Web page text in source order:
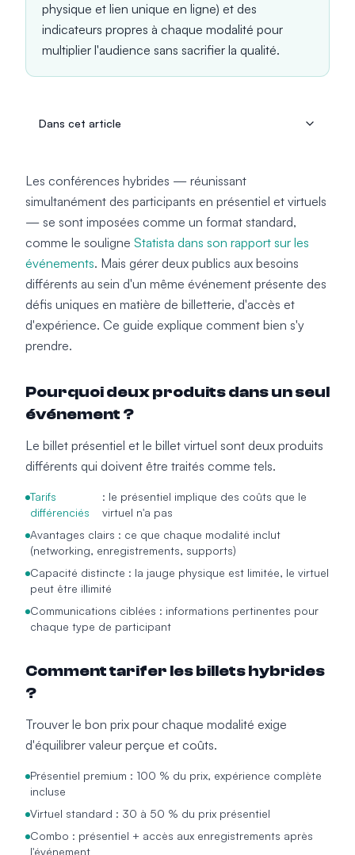
physique et lien unique en ligne) et des
indicateurs propres à chaque modalité pour
multiplier l'audience sans sacrifier la qualité.
Dans cet article
Les conférences hybrides — réunissant
simultanément des participants en présentiel et virtuels
— se sont imposées comme un format standard,
comme le souligne Statista dans son rapport sur les
événements. Mais gérer deux publics aux besoins
différents au sein d'un même événement présente des
défis uniques en matière de billetterie, d'accès et
d'expérience. Ce guide explique comment bien s'y
prendre.
Pourquoi deux produits dans un seul
événement ?
Le billet présentiel et le billet virtuel sont deux produits
différents qui doivent être traités comme tels.
Tarifs
différenciés
: le présentiel implique des coûts que le
virtuel n'a pas
Avantages clairs : ce que chaque modalité inclut
(networking, enregistrements, supports)
Capacité distincte : la jauge physique est limitée, le virtuel
peut être illimité
Communications ciblées : informations pertinentes pour
chaque type de participant
Comment tarifer les billets hybrides
?
Trouver le bon prix pour chaque modalité exige
d'équilibrer valeur perçue et coûts.
Présentiel premium : 100 % du prix, expérience complète
incluse
Virtuel standard : 30 à 50 % du prix présentiel
Combo : présentiel + accès aux enregistrements après
l'événement